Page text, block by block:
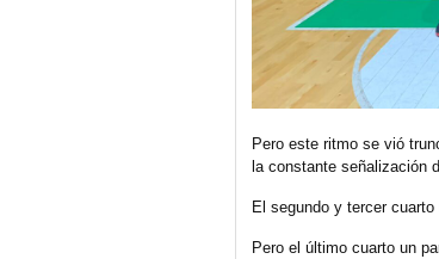
Pero este ritmo se vió
la constante señalización
El segundo y tercer
Pero el último cuarto un